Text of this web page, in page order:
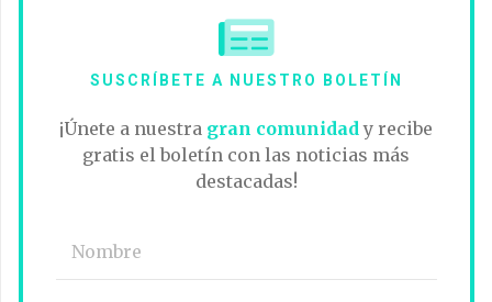
SUSCRÍBETE A NUESTRO BOLETÍN
¡Únete a nuestra gran comunidady recibe
gratis el boletín con las noticias más
destacadas!